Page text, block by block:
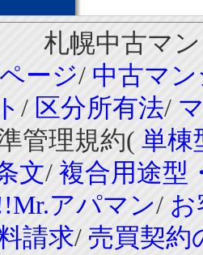
札幌中古マ
ージ/ 中古マ
/ 区分所有法/
管理規約( 単棟
文/ 複合用途型
アパマン/ お
請求/ 売買契約